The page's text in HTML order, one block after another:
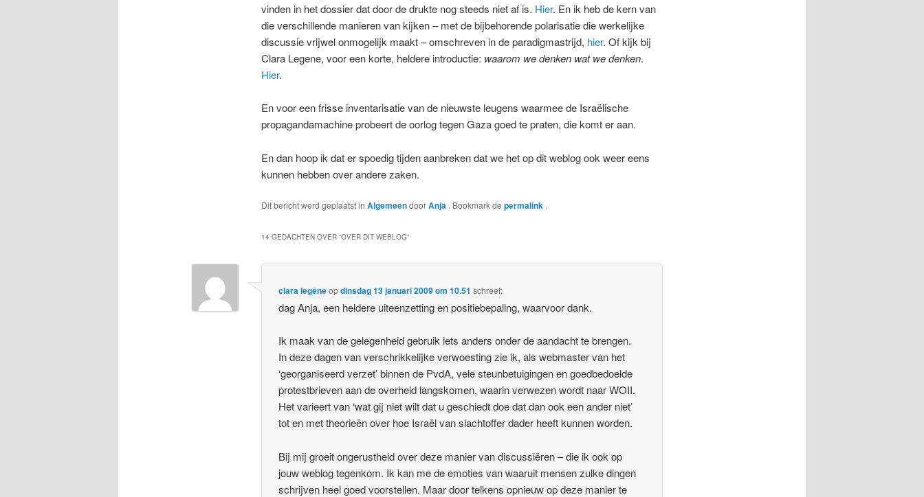
vinden in het dossier dat door de drukte nog steeds niet af is. Hier. En ik heb de kern van
die verschillende manieren van kijken – met de bijbehorende polarisatie die werkelijke
discussie vrijwel onmogelijk maakt – omschreven in de paradigmastrijd, hier. Of kijk bij
Clara Legene, voor een korte, heldere introductie: waarom we denken wat we denken.
Hier.
En voor een frisse inventarisatie van de nieuwste leugens waarmee de Israëlische
propagandamachine probeert de oorlog tegen Gaza goed te praten, die komt er aan.
En dan hoop ik dat er spoedig tijden aanbreken dat we het op dit weblog ook weer eens
kunnen hebben over andere zaken.
Dit bericht werd geplaatst in AlgemeendoorAnja . Bookmark de permalink .
14 GEDACHTEN OVER “OVER DIT WEBLOG”
clara legêneopdinsdag 13 januari 2009 om 10.51 schreef:
dag Anja, een heldere uiteenzetting en positiebepaling, waarvoor dank.
Ik maak van de gelegenheid gebruik iets anders onder de aandacht te brengen.
In deze dagen van verschrikkelijke verwoesting zie ik, als webmaster van het
‘georganiseerd verzet’ binnen de PvdA, vele steunbetuigingen en goedbedoelde
protestbrieven aan de overheid langskomen, waarin verwezen wordt naar WOII.
Het varieert van ‘wat gij niet wilt dat u geschiedt doe dat dan ook een ander niet’
tot en met theorieën over hoe Israël van slachtoffer dader heeft kunnen worden.
Bij mij groeit ongerustheid over deze manier van discussiëren – die ik ook op
jouw weblog tegenkom. Ik kan me de emoties van waaruit mensen zulke dingen
schrijven heel goed voorstellen. Maar door telkens opnieuw op deze manier te